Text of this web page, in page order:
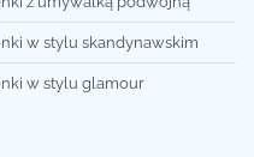
w stylu skandynawskim
w stylu glamour